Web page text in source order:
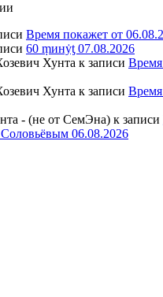
Время покажет от
60 ṃинẏƫ 07.08.2026
Хунта к записи
Хунта к записи
- (не от СемЭна) к записи
06.08.2026